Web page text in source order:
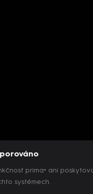
prima+ ani
systémech.